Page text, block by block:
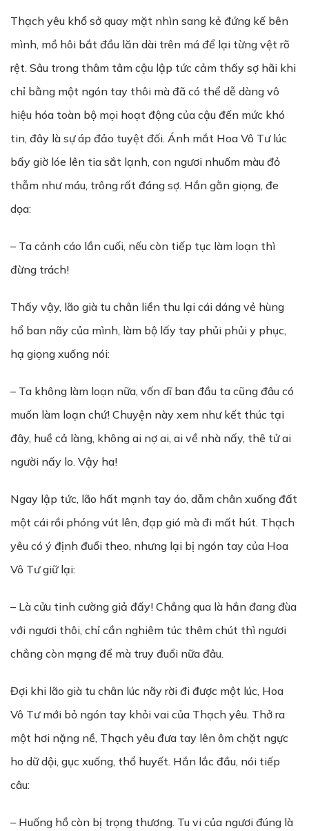
Thạch yêu khổ sở quay mặt nhìn sang kẻ đứng kế bên
mình, mồ hôi bắt đầu lăn dài trên má để lại từng vệt rõ
rệt. Sâu trong thâm tâm cậu lập tức cảm thấy sợ hãi khi
chỉ bằng một ngón tay thôi mà đã có thể dễ dàng vô
hiệu hóa toàn bộ mọi hoạt động của cậu đến mức khó
tin, đây là sự áp đảo tuyệt đối. Ánh mắt Hoa Vô Tư lúc
bấy giờ lóe lên tia sắt lạnh, con ngươi nhuốm màu đỏ
thẫm như máu, trông rất đáng sợ. Hắn gằn giọng, đe
dọa:
– Ta cảnh cáo lần cuối, nếu còn tiếp tục làm loạn thì
đừng trách!
Thấy vậy, lão già tu chân liền thu lại cái dáng vẻ hùng
hổ ban nãy của mình, làm bộ lấy tay phủi phủi y phục,
hạ giọng xuống nói:
– Ta không làm loạn nữa, vốn dĩ ban đầu ta cũng đâu có
muốn làm loạn chứ! Chuyện này xem như kết thúc tại
đây, huề cả làng, không ai nợ ai, ai về nhà nấy, thê tử ai
người nấy lo. Vậy ha!
Ngay lập tức, lão hất mạnh tay áo, dẫm chân xuống đất
một cái rồi phóng vút lên, đạp gió mà đi mất hút. Thạch
yêu có ý định đuổi theo, nhưng lại bị ngón tay của Hoa
Vô Tư giữ lại:
– Là cửu tinh cường giả đấy! Chẳng qua là hắn đang đùa
với ngươi thôi, chỉ cần nghiêm túc thêm chút thì ngươi
chẳng còn mạng để mà truy đuổi nữa đâu.
Đợi khi lão già tu chân lúc nãy rời đi được một lúc, Hoa
Vô Tư mới bỏ ngón tay khỏi vai của Thạch yêu. Thở ra
một hơi nặng nề, Thạch yêu đưa tay lên ôm chặt ngực
ho dữ dội, gục xuống, thổ huyết. Hắn lắc đầu, nói tiếp
câu:
– Huống hồ còn bị trọng thương. Tu vi của ngươi đúng là